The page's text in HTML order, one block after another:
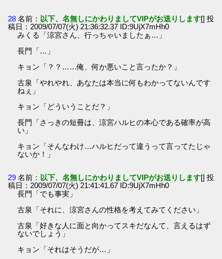
28 名前： 以下、名無しにかわりましてVIPがお送りします[] 投
稿日：2009/07/07(火) 21:36:32.37 ID:9UjX7mHh0
みくる「涼宮さん、行っちゃいましたぁ…」
長門「…」
キョン「？？……俺、何か悪いこと言ったか？」
古泉「やれやれ、あなたは本当に何もわかってないんです
ねぇ」
キョン「どういうことだ？」
長門「さっきの短冊は、涼宮ハルヒの本心である確率が高
い」
キョン「そんなわけ…ハルヒだって違うって言ってたじゃ
ないか！」
29 名前： 以下、名無しにかわりましてVIPがお送りします[] 投
稿日：2009/07/07(火) 21:41:41.67 ID:9UjX7mHh0
長門「でも事実」
古泉「それに、涼宮さんの性格を考えてみてください」
古泉「好きな人に面と向かってスキだなんて、言えるはず
ないでしょう」
キョン「それはそうだが…」